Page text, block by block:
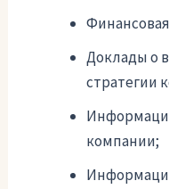
Доклады о
стратегии
компании;